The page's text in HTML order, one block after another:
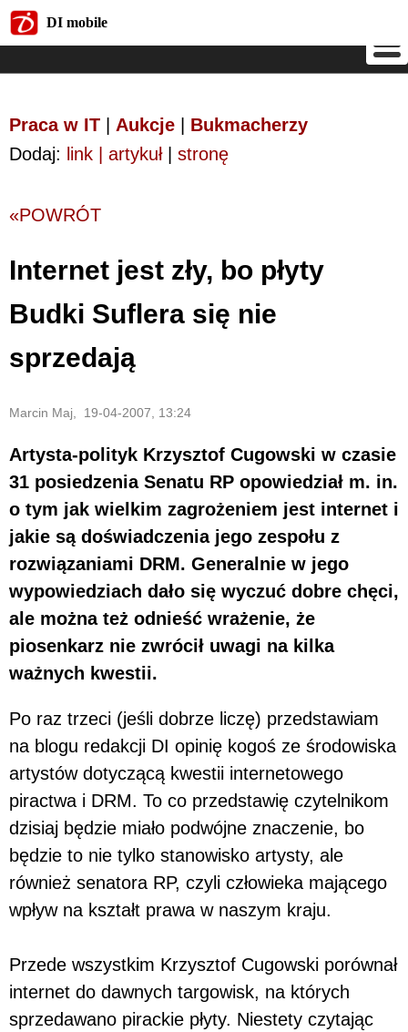
DI mobile
Praca w IT Aukcje
Bukmacherzy
Dodaj: link | artykuł| stronę
«POWRÓT
Internet jest zły, bo płyty
Budki Suflera się nie
sprzedają
Marcin Maj, 19-04-2007, 13:24
Artysta-polityk Krzysztof Cugowski w czasie
31 posiedzenia Senatu RP opowiedział m. in.
o tym jak wielkim zagrożeniem jest internet i
jakie są doświadczenia jego zespołu z
rozwiązaniami DRM. Generalnie w jego
wypowiedziach dało się wyczuć dobre chęci,
ale można też odnieść wrażenie, że
piosenkarz nie zwrócił uwagi na kilka
ważnych kwestii.
Po raz trzeci (jeśli dobrze liczę) przedstawiam
na blogu redakcji DI opinię kogoś ze środowiska
artystów dotyczącą kwestii internetowego
piractwa i DRM. To co przedstawię czytelnikom
dzisiaj będzie miało podwójne znaczenie, bo
będzie to nie tylko stanowisko artysty, ale
również senatora RP, czyli człowieka mającego
wpływ na kształt prawa w naszym kraju.
Przede wszystkim Krzysztof Cugowski porównał
internet do dawnych targowisk, na których
sprzedawano pirackie płyty. Niestety czytając
DI mobile